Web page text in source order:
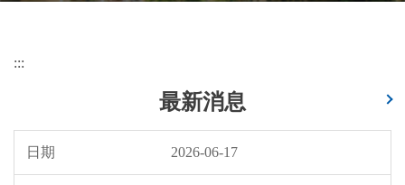
:::
最新消息
2026-06-17